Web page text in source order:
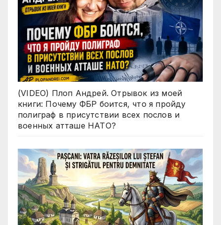
(VIDEO) Плоп Андрей. Отрывок из моей
книги: Почему ФБР боится, что я пройду
полиграф в присутствии всех послов и
военных атташе НАТО?